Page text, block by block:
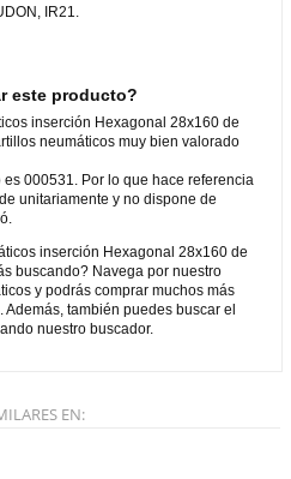
IR21.
este producto?
inserción Hexagonal 28x160 de
neumáticos muy bien valorado
000531. Por lo que hace referencia
unitariamente y no dispone de
inserción Hexagonal 28x160 de
buscando? Navega por nuestro
y podrás comprar muchos más
también puedes buscar el
nuestro buscador.
EN: